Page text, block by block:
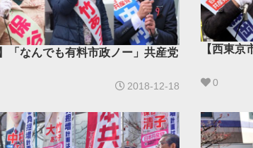
「なんでも有料市政ノー」共産党
2018-12-18
【西東
0